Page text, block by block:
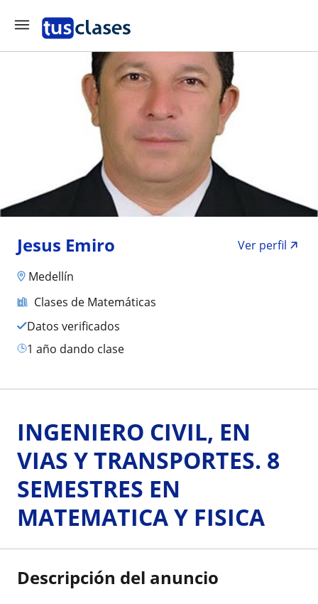
Jesus Emiro
Ver perfil
Medellín
Clases de Matemáticas
Datos verificados
1 año dando clase
INGENIERO CIVIL, EN
VIAS Y TRANSPORTES. 8
SEMESTRES EN
MATEMATICA Y FISICA
Descripción del anuncio